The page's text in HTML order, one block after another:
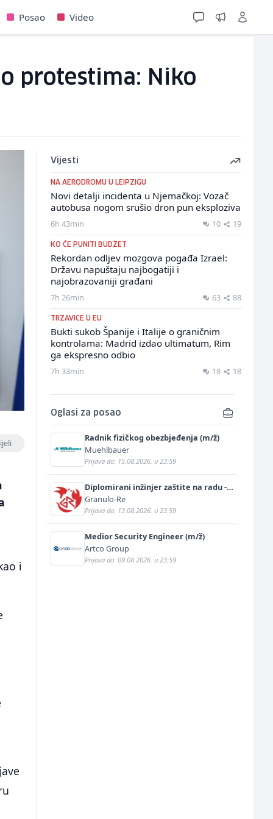
Posao Video
protestima: Niko
i
Vijesti
NA AERODROMU U LEIPZIGU
Novi detalji incidenta u Njemačkoj: Vozač
autobusa nogom srušio dron pun eksploziva
6h 43min 10 19
KO ĆE PUNITI BUDŽET
Rekordan odljev mozgova pogađa Izrael:
Državu napuštaju najbogatiji i
najobrazovaniji građani
7h 26min 63 88
TRZAVICE U EU
Bukti sukob Španije i Italije o graničnim
kontrolama: Madrid izdao ultimatum, Rim
ga ekspresno odbio
7h 33min 18 18
Oglasi za posao
Radnik fizičkog obezbjeđenja (m/ž)
Muehlbauer
Prijava do: 15.08.2026. u 23:59
Diplomirani inžinjer zaštite na radu -
Bachelor inžinjer sigurnosti i pomoći
(m/ž)
Granulo-Re
Prijava do: 13.08.2026. u 23:59
Medior Security Engineer (m/ž)
Artco Group
Prijava do: 09.08.2026. u 23:59